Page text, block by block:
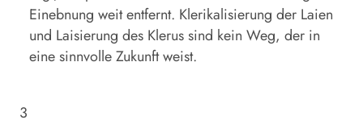
Einebnung weit entfernt. Klerikalisierung der Laien
und Laisierung des Klerus sind kein Weg, der in
eine sinnvolle Zukunft weist.
3